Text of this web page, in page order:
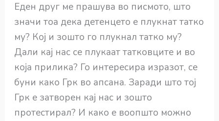
Еден друг ме прашува во писмото, што
значи тоа дека детенцето е плукнат татко
му? Кој и зошто го плукнал татко му?
Дали кај нас се плукаат татковците и во
која прилика? Го интересира изразот, се
буни како Грк во апсана. Заради што тој
Грк е затворен кај нас и зошто
протестирал? И како е воопшто можно